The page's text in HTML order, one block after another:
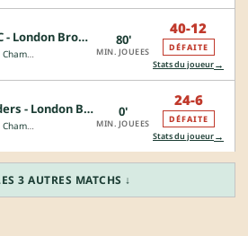
Halifax RLFC - London Broncos
Kingstone Press Championship
80'
MIN. JOUEES
40-12
DÉFAITE
Stats du joueur→
Barrow Raiders - London Broncos
Kingstone Press Championship
0'
MIN. JOUEES
24-6
DÉFAITE
Stats du joueur→
3 AUTRES MATCHS ↓